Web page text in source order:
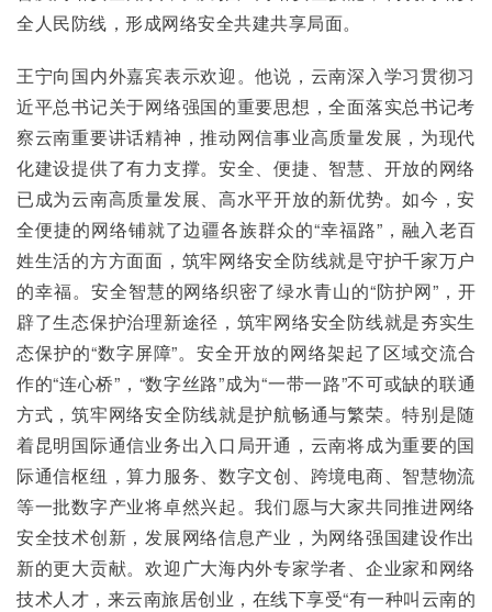
全人民防线，形成网络安全共建共享局面。
王宁向国内外嘉宾表示欢迎。他说，云南深入学习贯彻习
近平总书记关于网络强国的重要思想，全面落实总书记考
察云南重要讲话精神，推动网信事业高质量发展，为现代
化建设提供了有力支撑。安全、便捷、智慧、开放的网络
已成为云南高质量发展、高水平开放的新优势。如今，安
全便捷的网络铺就了边疆各族群众的“幸福路”，融入老百
姓生活的方方面面，筑牢网络安全防线就是守护千家万户
的幸福。安全智慧的网络织密了绿水青山的“防护网”，开
辟了生态保护治理新途径，筑牢网络安全防线就是夯实生
态保护的“数字屏障”。安全开放的网络架起了区域交流合
作的“连心桥”，“数字丝路”成为“一带一路”不可或缺的联通
方式，筑牢网络安全防线就是护航畅通与繁荣。特别是随
着昆明国际通信业务出入口局开通，云南将成为重要的国
际通信枢纽，算力服务、数字文创、跨境电商、智慧物流
等一批数字产业将卓然兴起。我们愿与大家共同推进网络
安全技术创新，发展网络信息产业，为网络强国建设作出
新的更大贡献。欢迎广大海内外专家学者、企业家和网络
技术人才，来云南旅居创业，在线下享受“有一种叫云南的